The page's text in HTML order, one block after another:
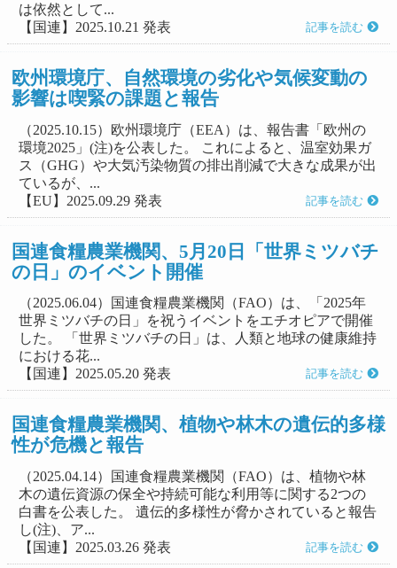
は依然として...
【国連】2025.10.21 発表
記事を読む
欧州環境庁、自然環境の劣化や気候変動の
影響は喫緊の課題と報告
（2025.10.15）欧州環境庁（EEA）は、報告書「欧州の
環境2025」(注)を公表した。 これによると、温室効果ガ
ス（GHG）や大気汚染物質の排出削減で大きな成果が出
ているが、...
【EU】2025.09.29 発表
記事を読む
国連食糧農業機関、5月20日「世界ミツバチ
の日」のイベント開催
（2025.06.04）国連食糧農業機関（FAO）は、「2025年
世界ミツバチの日」を祝うイベントをエチオピアで開催
した。 「世界ミツバチの日」は、人類と地球の健康維持
における花...
【国連】2025.05.20 発表
記事を読む
国連食糧農業機関、植物や林木の遺伝的多様
性が危機と報告
（2025.04.14）国連食糧農業機関（FAO）は、植物や林
木の遺伝資源の保全や持続可能な利用等に関する2つの
白書を公表した。 遺伝的多様性が脅かされていると報告
し(注)、ア...
【国連】2025.03.26 発表
記事を読む